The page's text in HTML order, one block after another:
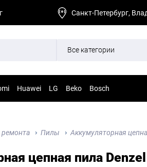
Санкт-Петербург,
Все категории
Huawei LG Beko Bosch
Пилы Аккумуляторная
цепная пила